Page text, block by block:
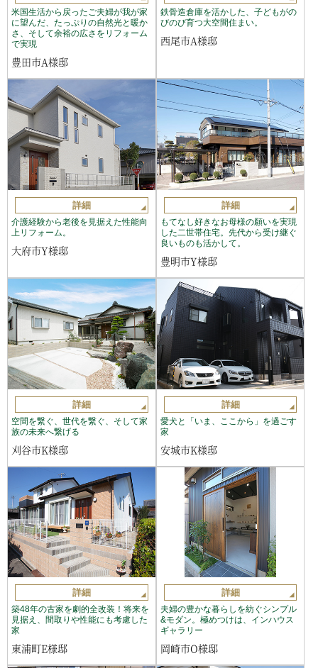
米国生活から戻ったご夫婦が我が家
に望んだ、たっぷりの自然光と暖か
さ、そして余裕の広さをリフォーム
で実現
豊田市A様邸
鉄骨造倉庫を活かした、子どもがの
びのび育つ大空間住まい。
西尾市A様邸
詳細
介護経験から老後を見据えた性能向
上リフォーム。
大府市Y様邸
詳細
もてなし好きなお母様の願いを実現
した二世帯住宅。先代から受け継ぐ
良いものも活かして。
豊明市Y様邸
詳細
空間を繋ぐ、世代を繋ぐ、そして家
族の未来へ繋げる
刈谷市K様邸
詳細
愛犬と「いま、ここから」を過ごす
家
安城市K様邸
詳細
築48年の古家を劇的全改装！将来を
見据え、間取りや性能にも考慮した
家
東浦町E様邸
詳細
夫婦の豊かな暮らしを紡ぐシンプル
&モダン。極めつけは、インハウス
ギャラリー
岡崎市O様邸